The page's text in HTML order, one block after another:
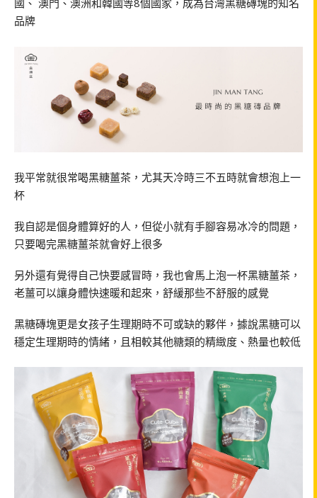
國、 澳門、澳洲和韓國等8個國家，成為台灣黑糖磚塊的知名
品牌
我平常就很常喝黑糖薑茶，尤其天冷時三不五時就會想泡上一
杯
我自認是個身體算好的人，但從小就有手腳容易冰冷的問題，
只要喝完黑糖薑茶就會好上很多
另外還有覺得自己快要感冒時，我也會馬上泡一杯黑糖薑茶，
老薑可以讓身體快速暖和起來，舒緩那些不舒服的感覺
黑糖磚塊更是女孩子生理期時不可或缺的夥伴，據說黑糖可以
穩定生理期時的情緒，且相較其他糖類的精緻度、熱量也較低